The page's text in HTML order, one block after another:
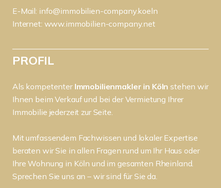
E-Mail: info@immobilien-company.koeln
Internet: www.immobilien-company.net
PROFIL
Als kompetenter Immobilienmakler in Kölnstehen wir
Ihnen beim Verkauf und bei der Vermietung Ihrer
Immobilie jederzeit zur Seite.
Mit umfassendem Fachwissen und lokaler Expertise
beraten wir Sie in allen Fragen rund um Ihr Haus oder
Ihre Wohnung in Köln und im gesamten Rheinland.
Sprechen Sie uns an – wir sind für Sie da.